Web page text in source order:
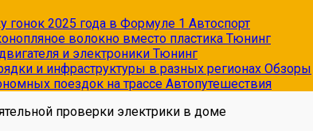
гонок 2025 года в Формуле 1 Автоспорт
волокно вместо пластика Тюнинг
и электроники Тюнинг
и инфраструктуры в разных регионах Обзоры
поездок на трассе Автопутешествия
проверки электрики в доме